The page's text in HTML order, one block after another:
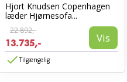
Hjort Knudsen Copenhagen
læder Hjørnesofa...
22.892,-
13.735,- Vis
Tilgængelig